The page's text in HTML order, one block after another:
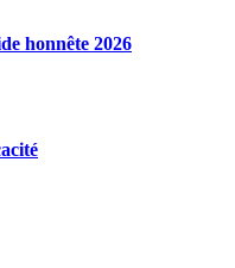
honnête 2026